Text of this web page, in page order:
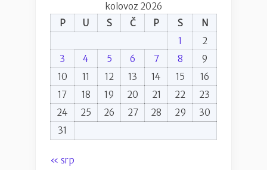
kolovoz 2026
P
U S Č P S
N
1
2
3
4 5 6 7 8
9
10
11 12 13 14 15
16
17
18 19 20 21 22
23
24
25 26 27 28 29
30
31
« srp